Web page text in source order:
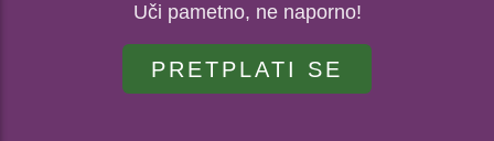
Uči pametno, ne naporno!
PRETPLATI SE